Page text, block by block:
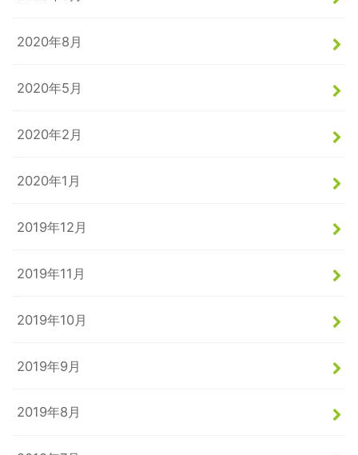
2020年8月
2020年5月
2020年2月
2020年1月
2019年12月
2019年11月
2019年10月
2019年9月
2019年8月